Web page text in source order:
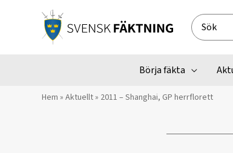
Search
for:
Börja fäkta
Hem » Aktuellt» 2011 – Shanghai, GP herrflorett